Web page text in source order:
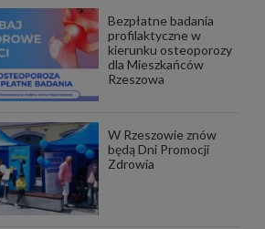
Bezpłatne badania
profilaktyczne w
kierunku osteoporozy
dla Mieszkańców
Rzeszowa
W Rzeszowie znów
będą Dni Promocji
Zdrowia